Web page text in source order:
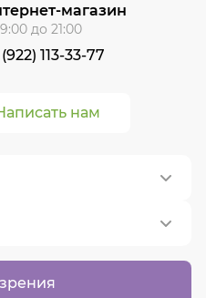
нам
магазин
до 21:00
113-33-77